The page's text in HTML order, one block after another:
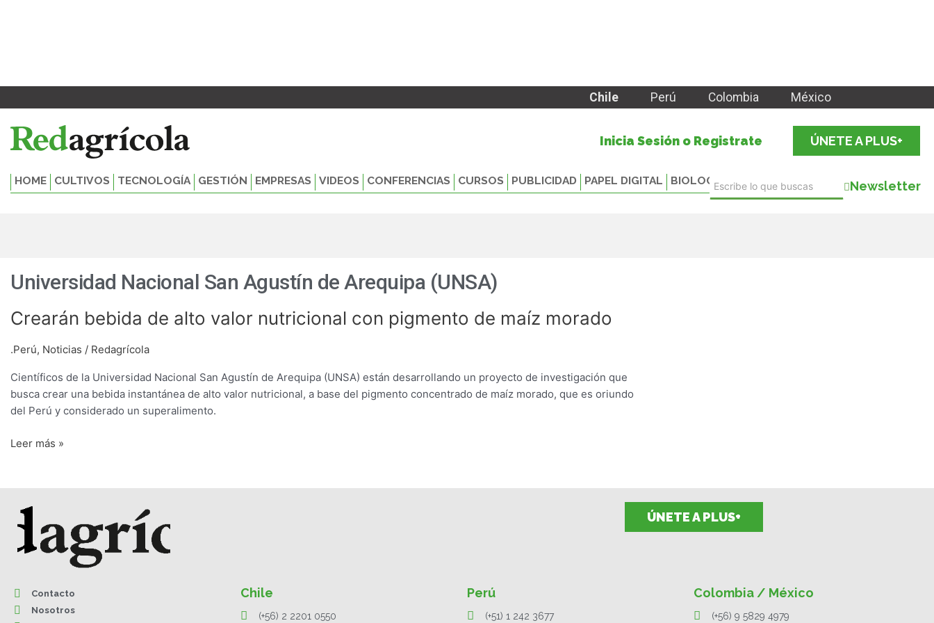
Chile Perú Colombia México
Inicia Sesión o Registrate ÚNETE A PLUS+
HOME CULTIVOS TECNOLOGÍA GESTIÓN EMPRESAS VIDEOS CONFERENCIAS CURSOS PUBLICIDAD PAPEL DIGITAL BIOLOGICALS Newsletter
Universidad Nacional San Agustín de Arequipa (UNSA)
Crearán bebida de alto valor nutricional con pigmento de maíz morado
.Perú, Noticias / Redagrícola
Científicos de la Universidad Nacional San Agustín de Arequipa (UNSA) están desarrollando un proyecto de investigación que
busca crear una bebida instantánea de alto valor nutricional, a base del pigmento concentrado de maíz morado, que es oriundo
del Perú y considerado un superalimento.
Crearán
de
valor
nutricional
con
de
Leer más »
ÚNETE A PLUS+
Contacto
Nosotros
Chile
(+56) 2 2201 0550
Perú
(+51) 1 242 3677
Colombia / México
(+56) 9 5829 4979